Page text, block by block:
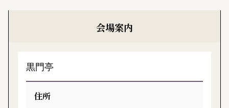
会場案内
黒門亭
住所